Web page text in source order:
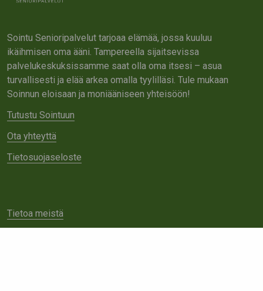
Sointu Senioripalvelut tarjoaa elämää, jossa kuuluu
ikäihmisen oma ääni. Tampereella sijaitsevissa
palvelukeskuksissamme saat olla oma itsesi – asua
turvallisesti ja elää arkea omalla tyylilläsi. Tule mukaan
Soinnun eloisaan ja moniääniseen yhteisöön!
Tutustu Sointuun
Ota yhteyttä
Tietosuojaseloste
Tietoa meistä